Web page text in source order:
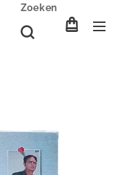
Zoeken